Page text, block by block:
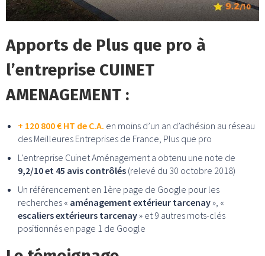
Apports de Plus que pro à
l’entreprise CUINET
AMENAGEMENT :
+ 120 800 € HT de C.A. en moins d’un an d’adhésion au réseau
des Meilleures Entreprises de France, Plus que pro
L’entreprise Cuinet Aménagement a obtenu une note de
9,2/10 et 45 avis contrôlés (relevé du 30 octobre 2018)
Un référencement en 1ère page de Google pour les
recherches « aménagement extérieur tarcenay», «
escaliers extérieurs tarcenay» et 9 autres mots-clés
positionnés en page 1 de Google